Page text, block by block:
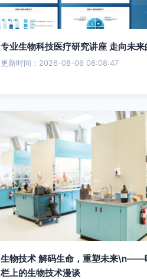
专业生物科技医疗研究讲座 走向未
更新时间：2026-08-06 06:08:47
生物技术 解码生命，重塑未来\n——
栏上的生物技术漫谈